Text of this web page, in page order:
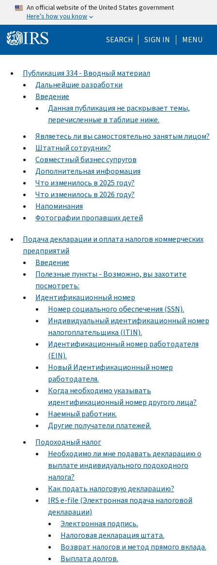
Skip to main content
An official website of the United States government
Here's how you know
SEARCH Help Menu
SIGN IN MENU
Публикация 334 - Вводный материал
Дальнейшие разработки
Введение
Данная публикация не раскрывает темы,
перечисленные в таблице ниже.
Являетесь ли вы самостоятельно занятым лицом?
Штатный сотрудник?
Совместный бизнес супругов
Дополнительная информация
Что изменилось в 2025 году?
Что изменилось в 2026 году?
Напоминания
Фотографии пропавших детей
Подача декларации и оплата налогов коммерческих
предприятий
Введение
Полезные пункты - Возможно, вы захотите
посмотреть:
Идентификационный номер
Номер социального обеспечения (SSN).
Индивидуальный идентификационный номер
налогоплательщика (ITIN).
Идентификационный номер работодателя
(EIN).
Новый Идентификационный номер
работодателя.
Когда необходимо указывать
идентификационный номер другого лица?
Наемный работник.
Другие получатели платежей.
Подоходный налог
Необходимо ли мне подавать декларацию о
выплате индивидуального подоходного
налога?
Как подать налоговую декларацию?
IRS e-file (Электронная подача налоговой
декларации)
Электронная подпись.
Налоговая декларация штата.
Возврат налогов и метод прямого вклада.
Выплата долгов.